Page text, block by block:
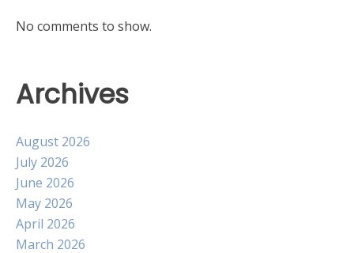
No comments to show.
Archives
August 2026
July 2026
June 2026
May 2026
April 2026
March 2026